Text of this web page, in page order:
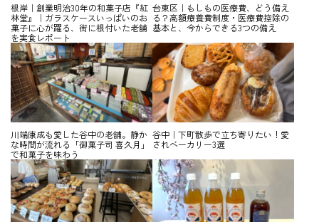
根岸｜創業明治30年の和菓子店『紅
林堂』｜ガラスケースいっぱいのお
菓子に心が躍る、街に根付いた老舗
を実食レポート
台東区｜もしもの医療費、どう備え
る？高額療養費制度・医療費控除の
基本と、今からできる3つの備え
川端康成も愛した谷中の老舗。静か
な時間が流れる「御菓子司 喜久月」
で和菓子を味わう
谷中｜下町散歩で立ち寄りたい！愛
されベーカリー3選